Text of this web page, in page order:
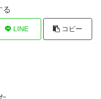
る
LINE コピー
。